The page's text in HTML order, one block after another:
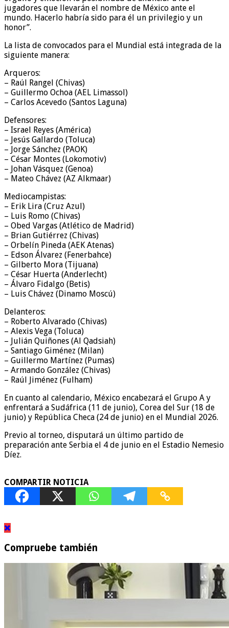
jugadores que llevarán el nombre de México ante el
mundo. Hacerlo habría sido para él un privilegio y un
honor”.
La lista de convocados para el Mundial está integrada de la
siguiente manera:
Arqueros:
– Raúl Rangel (Chivas)
– Guillermo Ochoa (AEL Limassol)
– Carlos Acevedo (Santos Laguna)
Defensores:
– Israel Reyes (América)
– Jesús Gallardo (Toluca)
– Jorge Sánchez (PAOK)
– César Montes (Lokomotiv)
– Johan Vásquez (Genoa)
– Mateo Chávez (AZ Alkmaar)
Mediocampistas:
– Erik Lira (Cruz Azul)
– Luis Romo (Chivas)
– Obed Vargas (Atlético de Madrid)
– Brian Gutiérrez (Chivas)
– Orbelín Pineda (AEK Atenas)
– Edson Álvarez (Fenerbahce)
– Gilberto Mora (Tijuana)
– César Huerta (Anderlecht)
– Álvaro Fidalgo (Betis)
– Luis Chávez (Dinamo Moscú)
Delanteros:
– Roberto Alvarado (Chivas)
– Alexis Vega (Toluca)
– Julián Quiñones (Al Qadsiah)
– Santiago Giménez (Milan)
– Guillermo Martínez (Pumas)
– Armando González (Chivas)
– Raúl Jiménez (Fulham)
En cuanto al calendario, México encabezará el Grupo A y
enfrentará a Sudáfrica (11 de junio), Corea del Sur (18 de
junio) y República Checa (24 de junio) en el Mundial 2026.
Previo al torneo, disputará un último partido de
preparación ante Serbia el 4 de junio en el Estadio Nemesio
Díez.
COMPARTIR NOTICIA
Compruebe también